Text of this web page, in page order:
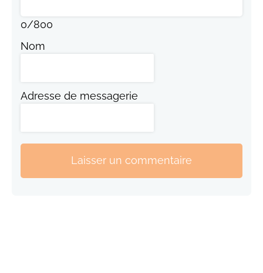
0/800
Nom
Adresse de messagerie
Laisser un commentaire